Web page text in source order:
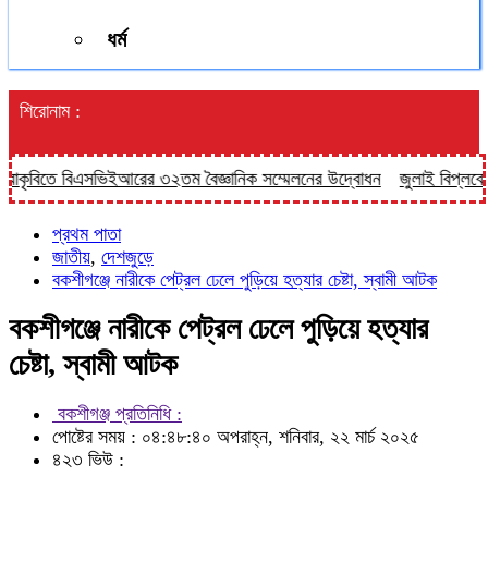
ধর্ম
শিরোনাম :
৩২তম বৈজ্ঞানিক সম্মেলনের উদ্বোধন জুলাই বিপ্লবের দুই বছর
প্রথম পাতা
জাতীয়, দেশজুড়ে
বকশীগঞ্জে নারীকে পেট্রল ঢেলে পুড়িয়ে হত্যার চেষ্টা, স্বামী আটক
বকশীগঞ্জে নারীকে পেট্রল ঢেলে পুড়িয়ে হত্যার
চেষ্টা, স্বামী আটক
বকশীগঞ্জ প্রতিনিধি :
পোষ্টের সময় : ০৪:৪৮:৪০ অপরাহ্ন, শনিবার, ২২ মার্চ ২০২৫
৪২৩ ভিউ :